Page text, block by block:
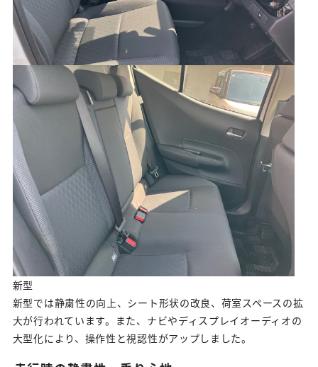
新型
新型では静粛性の向上、シート形状の改良、荷室スペースの拡
大が行われています。また、ナビやディスプレイオーディオの
大型化により、操作性と視認性がアップしました。